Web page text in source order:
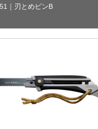
｜ 刃とめピンB